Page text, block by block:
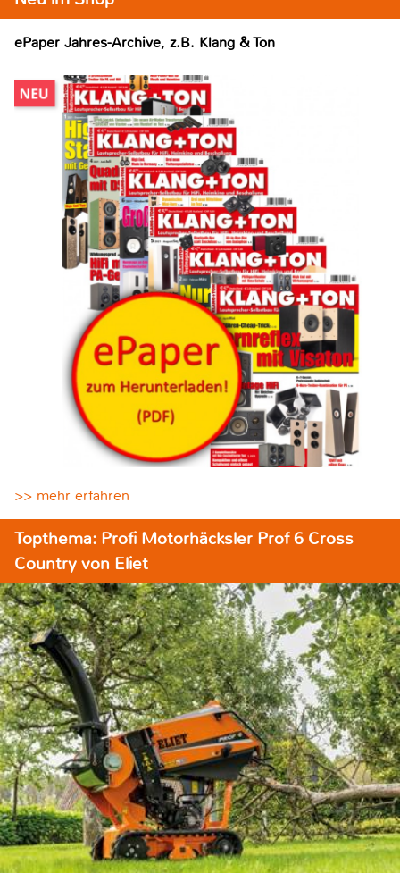
ePaper Jahres-Archive, z.B. Klang & Ton
>> mehr erfahren
Topthema: Profi Motorhäcksler Prof 6 Cross
Country von Eliet